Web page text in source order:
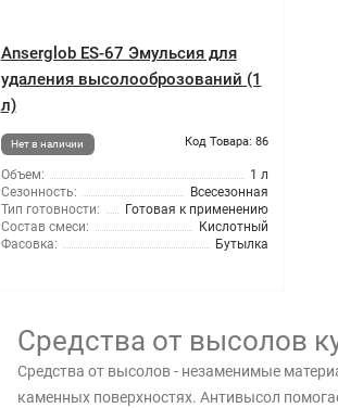
Anserglob ES-67 Эмульсия для
удаления высолооброзований (1
л)
Нет в наличии Код Товара: 86
Объем:
1 л
Сезонность:
Всесезонная
Тип готовности:
Готовая к применению
Состав смеси:
Кислотный
Фасовка:
Бутылка
Средства от высолов
Средства от высолов - незаменимые
каменных поверхностях. Антивысол